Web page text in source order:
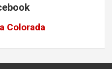
Colorada